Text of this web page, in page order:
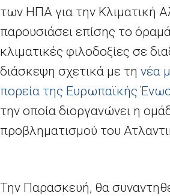
των ΗΠΑ για την Kλιματική A
παρουσιάσει επίσης το
κλιματικές φιλοδοξίες σε
διάσκεψη σχετικά με τη νέα
πορεία της Ευρωπαϊκής
την οποία διοργανώνει η
προβληματισμού του
Την Παρασκευή, θα